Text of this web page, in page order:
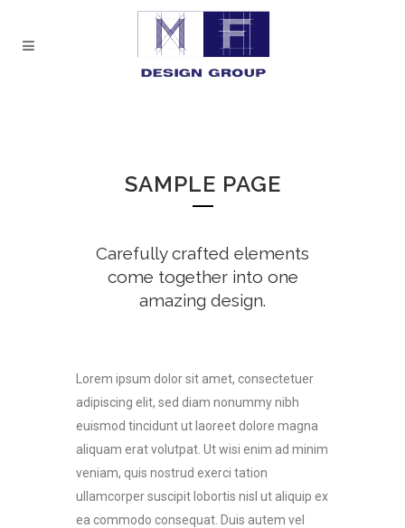
SAMPLE PAGE
Carefully crafted elements
come together into one
amazing design.
Lorem ipsum dolor sit amet, consectetuer
adipiscing elit, sed diam nonummy nibh
euismod tincidunt ut laoreet dolore magna
aliquam erat volutpat. Ut wisi enim ad minim
veniam, quis nostrud exerci tation
ullamcorper suscipit lobortis nisl ut aliquip ex
ea commodo consequat. Duis autem vel